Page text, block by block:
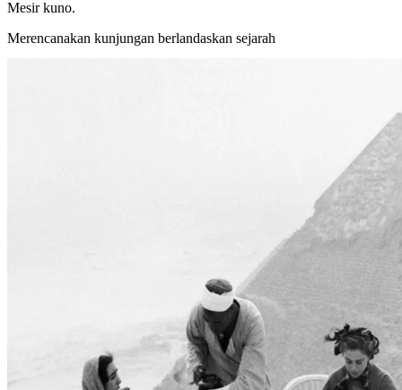
Mesir kuno.
Merencanakan kunjungan berlandaskan sejarah